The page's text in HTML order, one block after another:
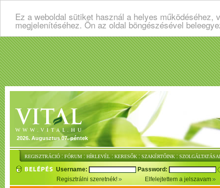
Ez a weboldal sütiket használ a helyes
megjelenítéséhez. Ön az oldal böngészésével
2026. Augusztus 07. péntek
REGISZTRÁCIÓ : FÓRUM : HÍRLEVÉL : KERESŐK : SZAKÉRTŐINK :
Username:
Password:
Regisztrálni szeretnék!
Elfelejtettem a jelszavam